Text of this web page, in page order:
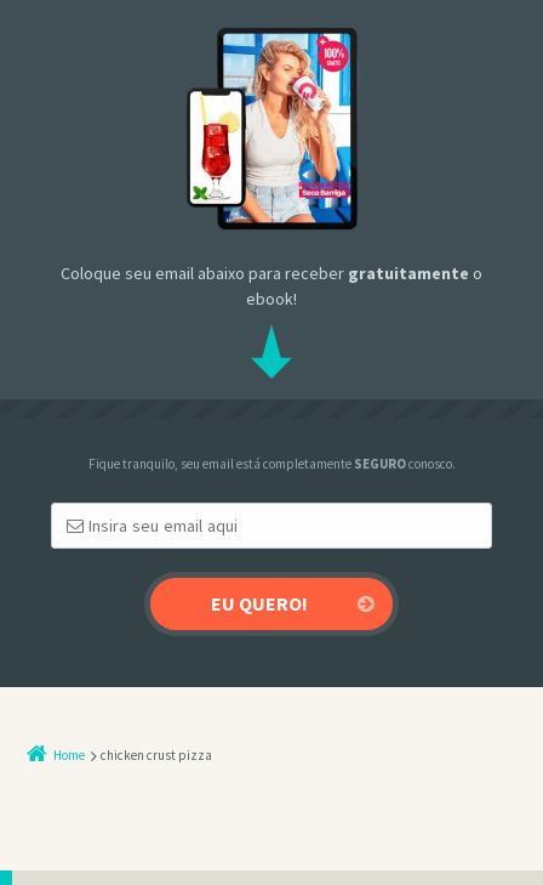
Coloque seu email abaixo para receber gratuitamente o
ebook!
Fique tranquilo, seu email está completamente SEGUROconosco.
Home chicken crust pizza